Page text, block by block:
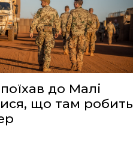
до Малі
що там робить